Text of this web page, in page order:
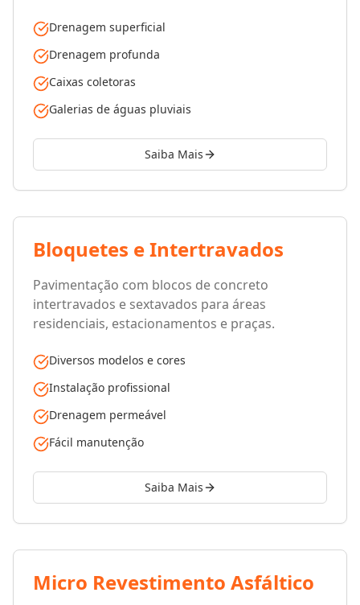
Drenagem superficial
Drenagem profunda
Caixas coletoras
Galerias de águas pluviais
Saiba Mais
Bloquetes e Intertravados
Pavimentação com blocos de concreto
intertravados e sextavados para áreas
residenciais, estacionamentos e praças.
Diversos modelos e cores
Instalação profissional
Drenagem permeável
Fácil manutenção
Saiba Mais
Micro Revestimento Asfáltico